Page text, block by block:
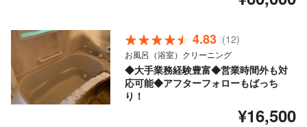
4.83 (12)
お風呂（浴室）クリーニング
◆大手業務経験豊富◆営業時間外も対
応可能◆アフターフォローもばっち
り！
¥16,500